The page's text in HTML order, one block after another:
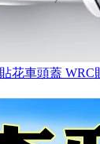
花車頭蓋 WRC